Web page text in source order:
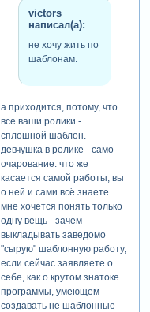
victors
написал(а):
не хочу жить по
шаблонам.
а приходится, потому, что
все ваши ролики -
сплошной шаблон.
девчушка в ролике - само
очарование. что же
касается самой работы, вы
о ней и сами всё знаете.
мне хочется понять только
одну вещь - зачем
выкладывать заведомо
"сырую" шаблонную работу,
если сейчас заявляете о
себе, как о крутом знатоке
программы, умеющем
создавать не шаблонные